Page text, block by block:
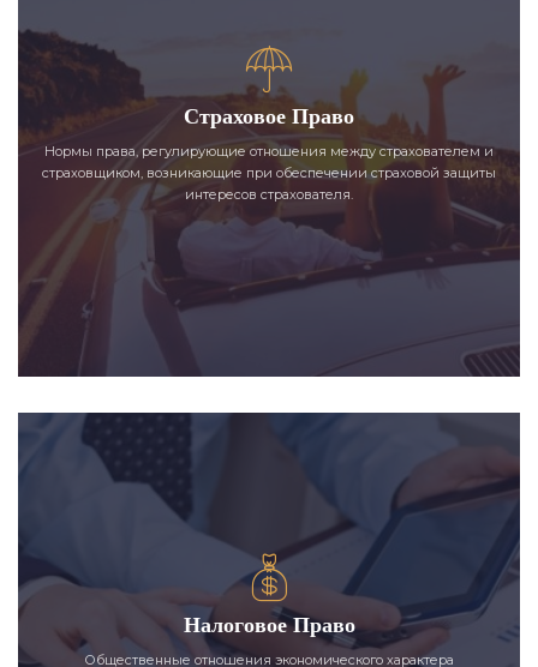
Страховое Право
Нормы права, регулирующие отношения между страхователем и
страховщиком, возникающие при обеспечении страховой защиты
интересов страхователя.
Налоговое Право
Общественные отношения экономического характера